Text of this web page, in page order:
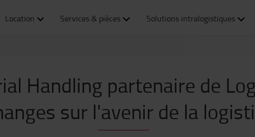
Location Services & pièces Solutions intralogistiques
Handling partenaire de
sur l'avenir de la